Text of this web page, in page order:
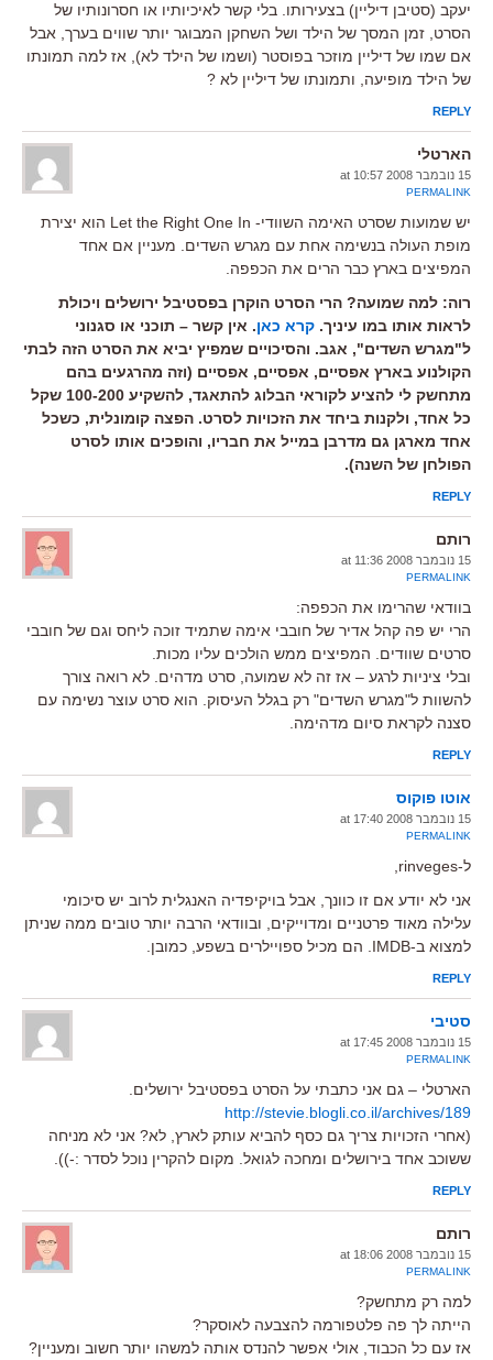
יעקב (סטיבן דיליין) בצעירותו. בלי קשר לאיכיותיו או חסרונותיו של
הסרט, זמן המסך של הילד ושל השחקן המבוגר יותר שווים בערך, אבל
אם שמו של דיליין מוזכר בפוסטר (ושמו של הילד לא), אז למה תמונתו
של הילד מופיעה, ותמונתו של דיליין לא ?
REPLY
הארטלי
15 נובמבר 2008 at 10:57
PERMALINK
יש שמועות שסרט האימה השוודי- Let the Right One In הוא יצירת
מופת העולה בנשימה אחת עם מגרש השדים. מעניין אם אחד
המפיצים בארץ כבר הרים את הכפפה.
רוה: למה שמועה? הרי הסרט הוקרן בפסטיבל ירושלים ויכולת
לראות אותו במו עיניך. קרא כאן. אין קשר – תוכני או סגנוני
ל"מגרש השדים", אגב. והסיכויים שמפיץ יביא את הסרט הזה לבתי
הקולנוע בארץ אפסיים, אפסיים, אפסיים (וזה מהרגעים בהם
מתחשק לי להציע לקוראי הבלוג להתאגד, להשקיע 100-200 שקל
כל אחד, ולקנות ביחד את הזכויות לסרט. הפצה קומונלית, כשכל
אחד מארגן גם מדרבן במייל את חבריו, והופכים אותו לסרט
הפולחן של השנה).
REPLY
רותם
15 נובמבר 2008 at 11:36
PERMALINK
בוודאי שהרימו את הכפפה:
הרי יש פה קהל אדיר של חובבי אימה שתמיד זוכה ליחס וגם של חובבי
סרטים שוודים. המפיצים ממש הולכים עליו מכות.
ובלי ציניות לרגע – אז זה לא שמועה, סרט מדהים. לא רואה צורך
להשוות ל"מגרש השדים" רק בגלל העיסוק. הוא סרט עוצר נשימה עם
סצנה לקראת סיום מדהימה.
REPLY
אוטו פוקוס
15 נובמבר 2008 at 17:40
PERMALINK
ל-rinveges,
אני לא יודע אם זו כוונך, אבל בויקיפדיה האנגלית לרוב יש סיכומי
עלילה מאוד פרטניים ומדוייקים, ובוודאי הרבה יותר טובים ממה שניתן
למצוא ב-IMDB. הם מכיל ספויילרים בשפע, כמובן.
REPLY
סטיבי
15 נובמבר 2008 at 17:45
PERMALINK
הארטלי – גם אני כתבתי על הסרט בפסטיבל ירושלים.
http://stevie.blogli.co.il/archives/189
(אחרי הזכויות צריך גם כסף להביא עותק לארץ, לא? אני לא מניחה
ששוכב אחד בירושלים ומחכה לגואל. מקום להקרין נוכל לסדר :-)).
REPLY
רותם
15 נובמבר 2008 at 18:06
PERMALINK
למה רק מתחשק?
הייתה לך פה פלטפורמה להצבעה לאוסקר?
אז עם כל הכבוד, אולי אפשר להנדס אותה למשהו יותר חשוב ומעניין?